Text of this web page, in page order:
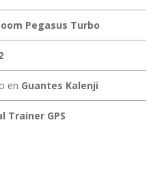
Pegasus Turbo
en Guantes Kalenji
Trainer GPS